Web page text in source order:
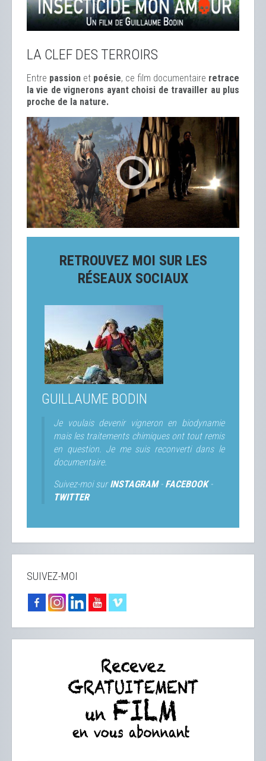
LA CLEF DES TERROIRS
Entre passion et poésie, ce film documentaire retrace
la vie de vignerons ayant choisi de travailler au plus
proche de la nature.
RETROUVEZ MOI SUR LES
RÉSEAUX SOCIAUX
GUILLAUME BODIN
Je voulais devenir vigneron en biodynamie
mais les traitements chimiques ont tout remis
en question. Je me suis reconverti dans le
documentaire.
Suivez-moi surINSTAGRAM- FACEBOOK-
TWITTER
SUIVEZ-MOI